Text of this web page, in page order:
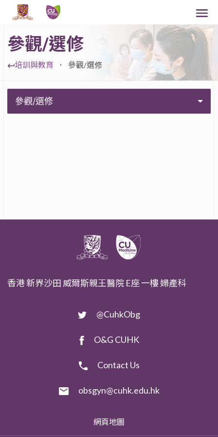
參觀/選修
培訓與教育 參觀/選修
參觀/選修
香港 新界沙田 威爾斯親王醫院 E座 一樓 婦產科
@CuhkObg
O&G CUHK
Contact Us
obsgyn@cuhk.edu.hk
網頁地圖